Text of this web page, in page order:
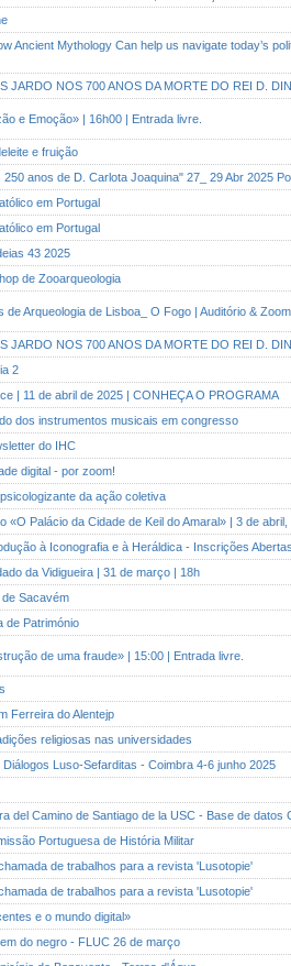
Ancient Mythology Can help us navigate today’s
JARDO NOS 700 ANOS DA MORTE DO REI D.
e Emoção» | 16h00 | Entrada livre.
e fruição
anos de D. Carlota Joaquina" 27_ 29 Abr 2025
em Portugal
em Portugal
43 2025
de Zooarqueologia
Arqueologia de Lisboa_ O Fogo | Auditório &
JARDO NOS 700 ANOS DA MORTE DO REI D.
2
| 11 de abril de 2025 | CONHEÇA O PROGRAMA
dos instrumentos musicais em congresso
do IHC
digital - por zoom!
da ação coletiva
«O Palácio da Cidade de Keil do Amaral» | 3 de
à Iconografia e à Heráldica - Inscrições Abertas
da Vidigueira | 31 de março | 18h
Sacavém
de Património
de uma fraude» | 15:00 | Entrada livre.
Ferreira do Alentejp
religiosas nas universidades
Luso-Sefarditas - Coimbra 4-6 junho 2025
del Camino de Santiago de la USC - Base de datos
Portuguesa de História Militar
de trabalhos para a revista 'Lusotopie'
de trabalhos para a revista 'Lusotopie'
e o mundo digital»
do negro - FLUC 26 de março